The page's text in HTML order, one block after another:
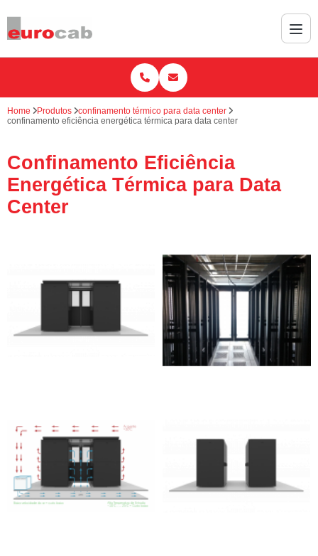
Home Produtos
confinamento térmico para data center
confinamento eficiência energética térmica para data center
Confinamento Eficiência
Energética Térmica para Data
Center